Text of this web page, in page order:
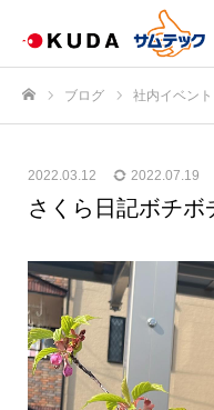
ブログ 社内イベン
2022.03.12 2022.07.19
さくら日記️ボチボ